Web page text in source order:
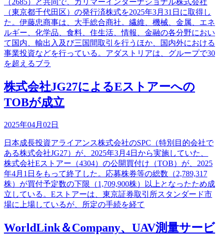
（東京都千代田区）の発行済株式を2025年3月31日に取得し
た。伊藤忠商事は、大手総合商社。繊維、機械、金属、エネ
ルギー、化学品、食料、住生活、情報、金融の各分野におい
て国内、輸出入及び三国間取引を行うほか、国内外における
事業投資などを行っている。アダストリアは、グループで30
を超えるブラ
株式会社JG27によるEストアーへの
TOBが成立
2025年04月02日
日本成長投資アライアンス株式会社のSPC（特別目的会社で
ある株式会社JG27）が、2025年3月4日から実施していた、
株式会社Eストアー（4304）の公開買付け（TOB）が、2025
年4月1日をもって終了した。応募株券等の総数（2,789,317
株）が買付予定数の下限（1,709,900株）以上となったため成
立している。Eストアーは、東京証券取引所スタンダード市
場に上場しているが、所定の手続を経て
WorldLink＆Company、UAV測量サービ